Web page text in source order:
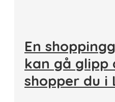
En
kan gå glipp
shopper du i